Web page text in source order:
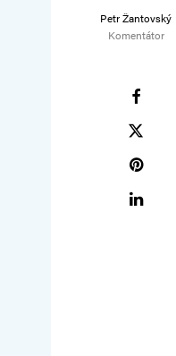
Petr Žantovský
Komentátor